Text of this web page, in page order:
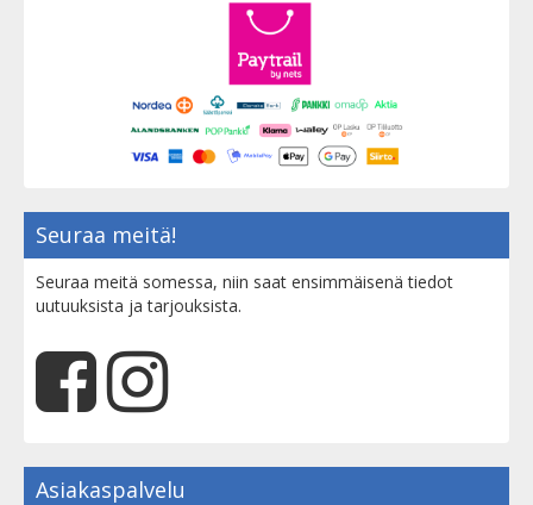
Seuraa meitä!
Seuraa meitä somessa, niin saat ensimmäisenä tiedot
uutuuksista ja tarjouksista.
Asiakaspalvelu